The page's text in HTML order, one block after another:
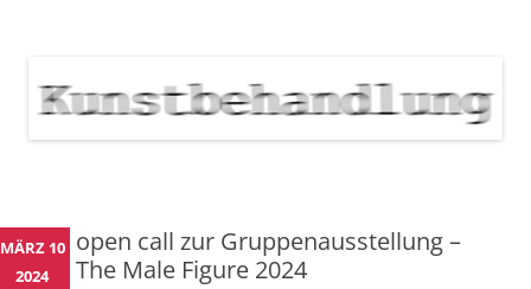
NEWS
open call zur Gruppenausstellung –
The Male Figure 2024
MÄRZ 10
2024